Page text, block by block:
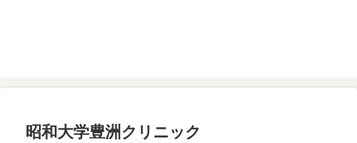
昭和大学豊洲クリニック